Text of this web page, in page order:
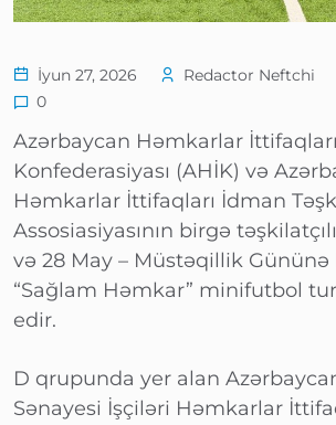
İyun 27, 2026 Redactor Neftchi
0
Azərbaycan Həmkarlar İttifaqları
Konfederasiyası (AHİK) və
Həmkarlar İttifaqları İdman
Assosiasiyasının birgə
və 28 May – Müstəqillik
“Sağlam Həmkar” minifutbol
edir.
D qrupunda yer alan
Sənayesi İşçiləri Həmkarlar